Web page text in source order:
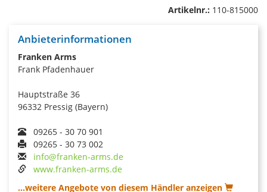
Artikelnr.: 110-815000
Anbieterinformationen
Franken Arms
Frank Pfadenhauer
Hauptstraße 36
96332 Pressig (Bayern)
09265 - 30 70 901
09265 - 30 73 002
info@franken-arms.de
www.franken-arms.de
...weitere Angebote von diesem Händler anzeigen